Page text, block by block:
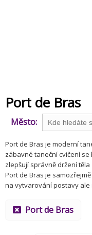
Port de Bras
Město:
Port de Bras je moderní
zábavné taneční cvičení
zlepšují správně držení
Port de Bras je
na vytvarování postavy ale
Port de Bras